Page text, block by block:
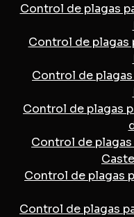
Control de plagas
Control de plagas
Control de
Control de plagas
Control de
Control de plagas
Control de plagas